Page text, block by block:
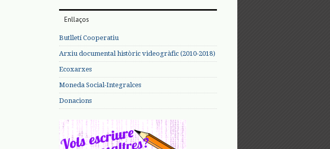
Enllaços
Butlletí Cooperatiu
Arxiu documental històric videogràfic (2010-2018)
Ecoxarxes
Moneda Social-Integralces
Donacions